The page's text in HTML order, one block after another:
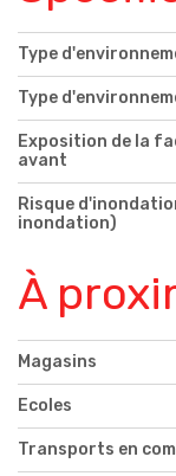
Type
Type
Exposition de la
avant
Risque
inondation)
À
Magasins
Ecoles
Transports en